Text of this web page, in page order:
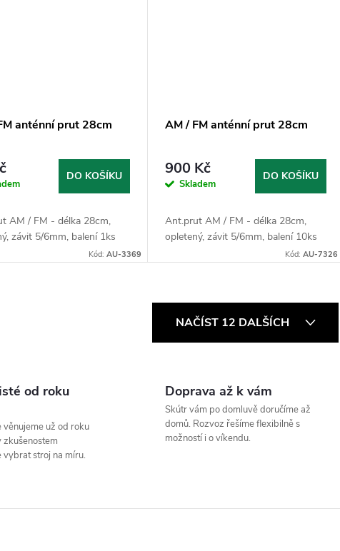
anténní prut 28cm
DO KOŠÍKU
AM / FM - délka 28cm,
závit 5/6mm, balení 1ks
Kód:AU-3369
AM / FM anténní prut 28cm
900 Kč
Skladem
DO KOŠÍKU
Ant.prut AM / FM - délka 28cm,
opletený, závit 5/6mm, balení 10ks
Kód: AU-7326
NAČÍST 12 DALŠÍCH
od roku
věnujeme už od roku
vybrat stroj na míru.
Doprava až k vám
Skútr vám po domluvě doručíme až
domů. Rozvoz řešíme flexibilně s
možností i o víkendu.